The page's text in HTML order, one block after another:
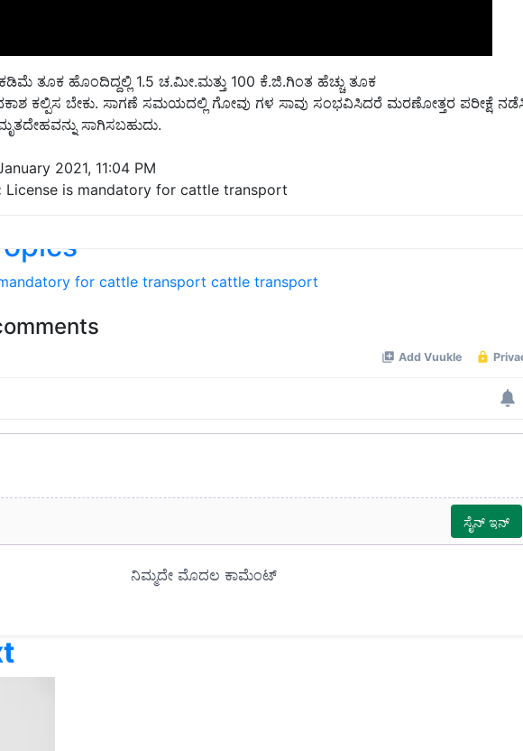
ಕಡಿಮೆ ತೂಕ ಹೊಂದಿದ್ದಲ್ಲಿ 1.5 ಚ.ಮೀ.ಮತ್ತು 100 ಕೆ.ಜಿ.ಗಿಂತ ಹೆಚ್ಚು ತೂಕ
ಕಲ್ಪಿಸ ಬೇಕು. ಸಾಗಣೆ ಸಮಯದಲ್ಲಿ ಗೋವು ಗಳ ಸಾವು ಸಂಭವಿಸಿದರೆ ಮರಣೋತ್ತರ ಪರೀಕ್ಷೆ ನಡೆಸಿ,
ಸಾಗಿಸಬಹುದು.
License is mandatory for cattle transport
for cattle transport